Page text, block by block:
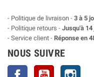
- Politique de livraison - 3 à 5
- Politique retours - Jusqu'à
- Service client - Réponse en
NOUS SUIVRE
Facebook YouTube